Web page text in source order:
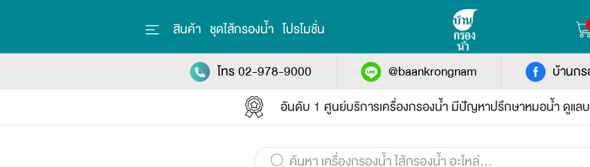
สินค้า ชุดไส้กรองน้ำ โปรโมชั่น
โทร 02-978-9000 @baankrongnam บ้านก
อันดับ 1 ศูนย์บริการเครื่องกรองน้ำ มีปัญหาปรึกษาหมอน้ำ ดูแล